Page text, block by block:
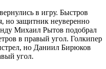
в игру. Быстров
но защитник неуверенно
Михаил Рытов подобрал
в правый угол. Голкипер
но Даниил Бирюков
угол.